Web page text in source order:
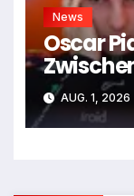
News
Oscar
Tiefen
AUG. 1, 2026